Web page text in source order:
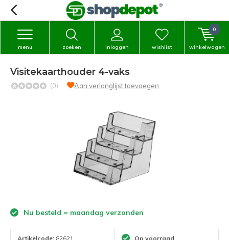
zoeken inloggen
menu wishlist winkelwagen
0
Visitekaarthouder 4-vaks
(0) Aan verlanglijst toevoegen
Nu besteld = maandag verzonden
Artikelcode: 82621 Op voorraad